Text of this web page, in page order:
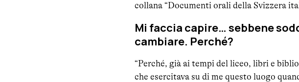
collana “Documenti orali della Svizzera
Mi faccia capire… sebbene
cambiare. Perché?
“Perché, già ai tempi del liceo, libri e
che esercitava su di me questo luogo